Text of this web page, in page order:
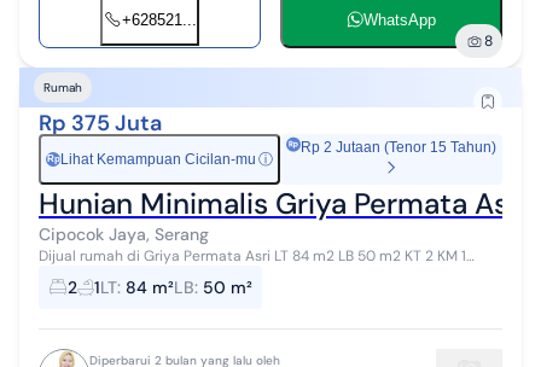
+628521... WhatsApp
8
Rumah
Rp 375 Juta
Rp Lihat Kemampuan Cicilan-mu ⓘ
Rp 2 Jutaan (Tenor 15 Tahun)
Hunian Minimalis Griya Permata Asri
Cipocok Jaya, Serang
Dijual rumah di Griya Permata Asri LT 84 m2 LB 50 m2 KT 2 KM 1
2 1LT: 84 m²LB: 50 m²
Diperbarui 2 bulan yang lalu oleh